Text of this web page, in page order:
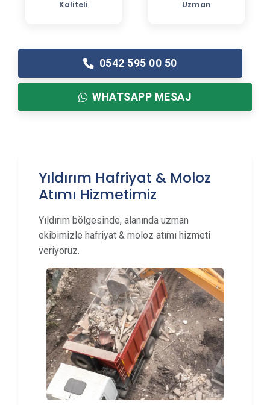
Kaliteli Uzman
0542 595 00 50
WHATSAPP MESAJ
Yıldırım Hafriyat & Moloz
Atımı Hizmetimiz
Yıldırım bölgesinde, alanında uzman
ekibimizle hafriyat & moloz atımı hizmeti
veriyoruz.